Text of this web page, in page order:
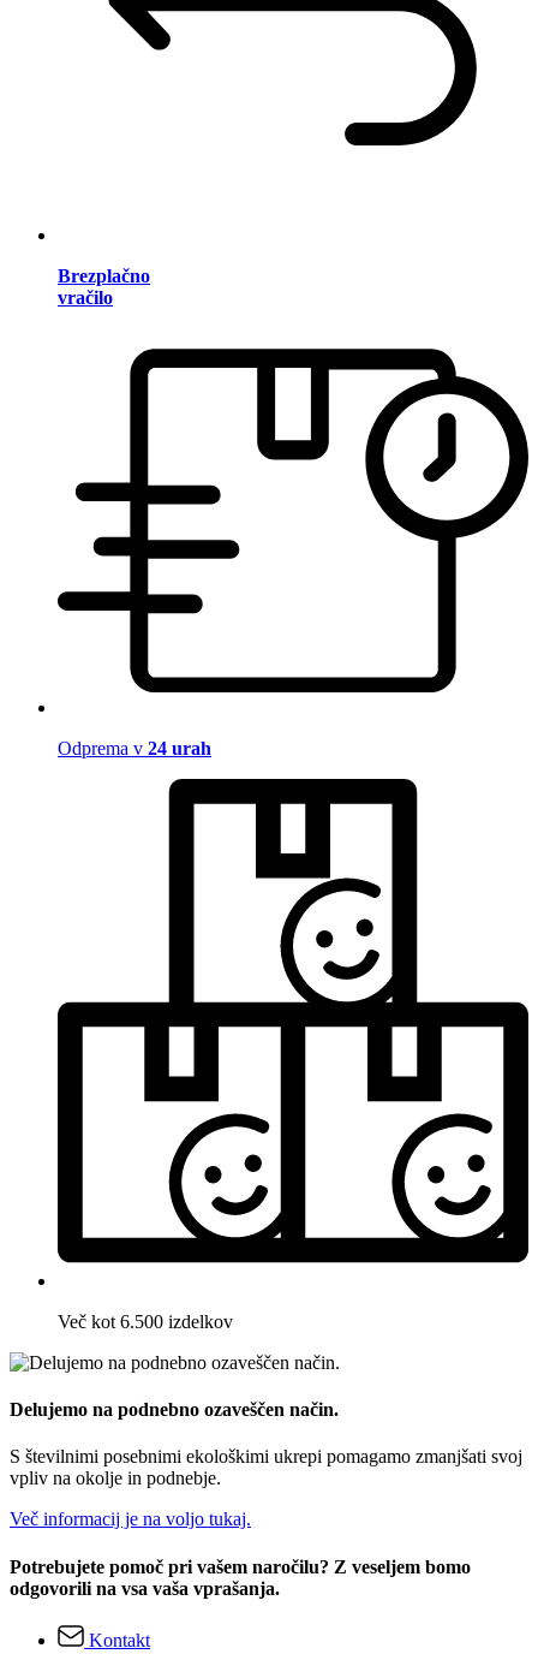
Brezplačno
vračilo
Odprema v 24 urah
Več kot 6.500 izdelkov
Delujemo na podnebno ozaveščen način.
S številnimi posebnimi ekološkimi ukrepi pomagamo zmanjšati svoj
vpliv na okolje in podnebje.
Več informacij je na voljo tukaj.
Potrebujete pomoč pri vašem naročilu? Z veseljem bomo
odgovorili na vsa vaša vprašanja.
Kontakt